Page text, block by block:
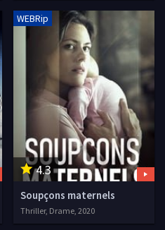
4.3
WEBRip
Soupçons maternels
Thriller, Drame, 2020